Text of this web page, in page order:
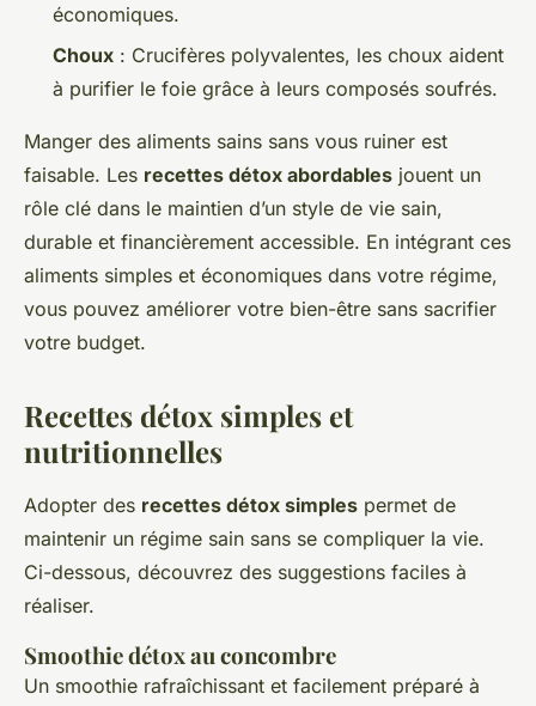
économiques.
Choux : Crucifères polyvalentes, les choux aident
à purifier le foie grâce à leurs composés soufrés.
Manger des aliments sains sans vous ruiner est
faisable. Les recettes détox abordables jouent un
rôle clé dans le maintien d’un style de vie sain,
durable et financièrement accessible. En intégrant ces
aliments simples et économiques dans votre régime,
vous pouvez améliorer votre bien-être sans sacrifier
votre budget.
Recettes détox simples et
nutritionnelles
Adopter des recettes détox simples permet de
maintenir un régime sain sans se compliquer la vie.
Ci-dessous, découvrez des suggestions faciles à
réaliser.
Smoothie détox au concombre
Un smoothie rafraîchissant et facilement préparé à